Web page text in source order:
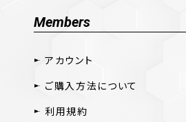
Members
アカウント
ご購入方法について
利用規約